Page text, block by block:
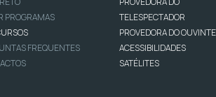
PROGRAMAS
FREQUENTES
TELESPECTADOR
PROVEDORA DO OUVINTE
ACESSIBILIDADES
SATÉLITES